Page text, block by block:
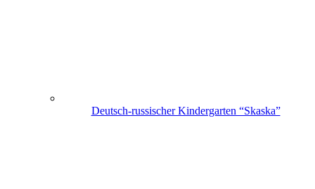
Deutsch-russischer Kindergarten “Skaska”